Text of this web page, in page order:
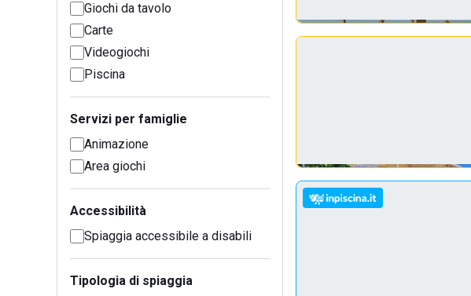
Giochi da tavolo
Carte
Videogiochi
Piscina
Servizi per famiglie
Animazione
Area giochi
Accessibilità
Spiaggia accessibile a disabili
Tipologia di spiaggia